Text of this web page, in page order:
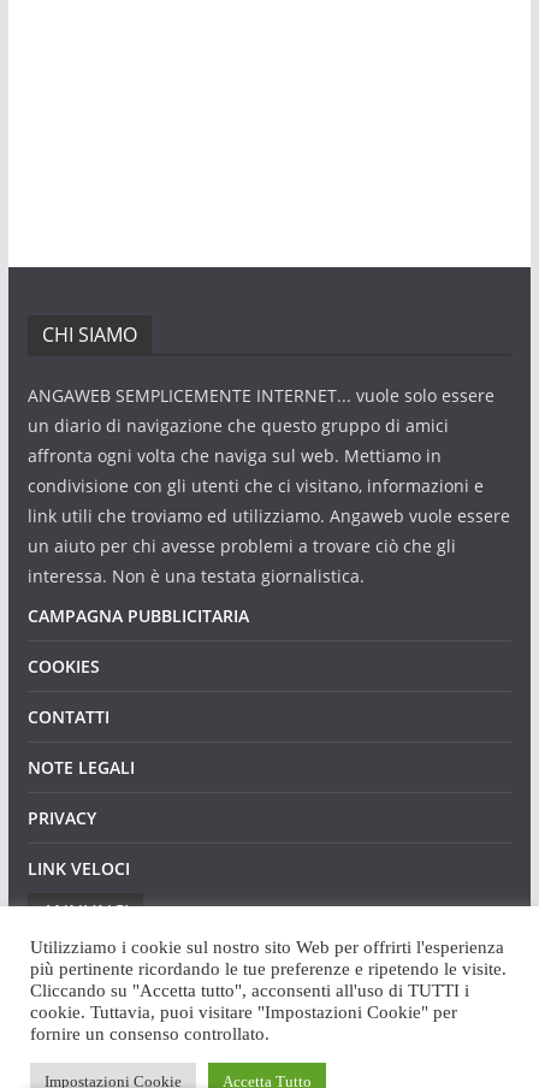
CHI SIAMO
ANGAWEB SEMPLICEMENTE INTERNET... vuole solo essere
un diario di navigazione che questo gruppo di amici
affronta ogni volta che naviga sul web. Mettiamo in
condivisione con gli utenti che ci visitano, informazioni e
link utili che troviamo ed utilizziamo. Angaweb vuole essere
un aiuto per chi avesse problemi a trovare ciò che gli
interessa. Non è una testata giornalistica.
CAMPAGNA PUBBLICITARIA
COOKIES
CONTATTI
NOTE LEGALI
PRIVACY
LINK VELOCI
ANNUNCI
Copyright © 2026 Angaweb. Tutti i diritti riservati.
Utilizziamo i cookie sul nostro sito Web per offrirti l'esperienza
più pertinente ricordando le tue preferenze e ripetendo le visite.
Cliccando su "Accetta tutto", acconsenti all'uso di TUTTI i
cookie. Tuttavia, puoi visitare "Impostazioni Cookie" per
fornire un consenso controllato.
Impostazioni Cookie Accetta Tutto